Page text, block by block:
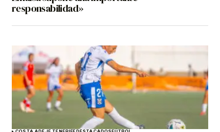
responsabilidad»